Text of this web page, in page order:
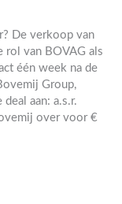
De verkoop van
rol van BOVAG als
één week na de
Group,
aan: a.s.r.
over voor €